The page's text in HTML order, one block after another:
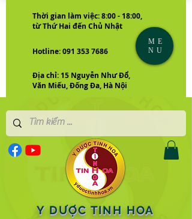
Thời gian làm việc: 8:00 - 18:00,
từ Thứ Hai đến Chủ Nhật
Hotline: 091 353 7686
Địa chỉ: 15 Nguyễn Như Đổ,
Văn Miếu, Đống Đa, Hà Nội
Y DƯỢC TINH HOA
ME
NU